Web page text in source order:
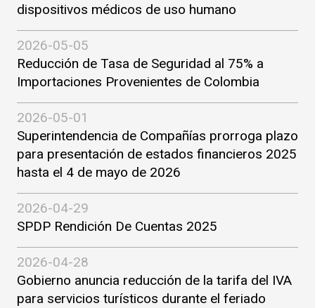
dispositivos médicos de uso humano
2026-05-05
Reducción de Tasa de Seguridad al 75% a
Importaciones Provenientes de Colombia
2026-05-01
Superintendencia de Compañías prorroga plazo
para presentación de estados financieros 2025
hasta el 4 de mayo de 2026
2026-04-29
SPDP Rendición De Cuentas 2025
2026-04-28
Gobierno anuncia reducción de la tarifa del IVA
para servicios turísticos durante el feriado